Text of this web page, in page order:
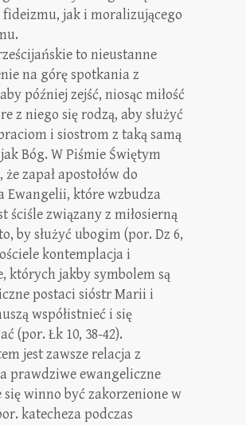
jak i moralizującego
to nieustanne
na górę spotkania z
później zejść, niosąc miłość
z niego się rodzą, aby służyć
i siostrom z taką samą
Bóg. W Piśmie Świętym
zapał apostołów do
Ewangelii, które wzbudza
ściśle związany z miłosierną
by służyć ubogim (por. Dz 6,
kontemplacja i
których jakby symbolem są
postaci sióstr Marii i
współistnieć i się
(por. Łk 10, 38-42).
jest zawsze relacja z
prawdziwe ewangeliczne
się winno być zakorzenione w
katecheza podczas